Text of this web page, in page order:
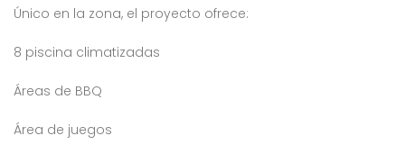
Único en la zona, el proyecto ofrece:
8 piscina climatizadas
Áreas de BBQ
Área de juegos